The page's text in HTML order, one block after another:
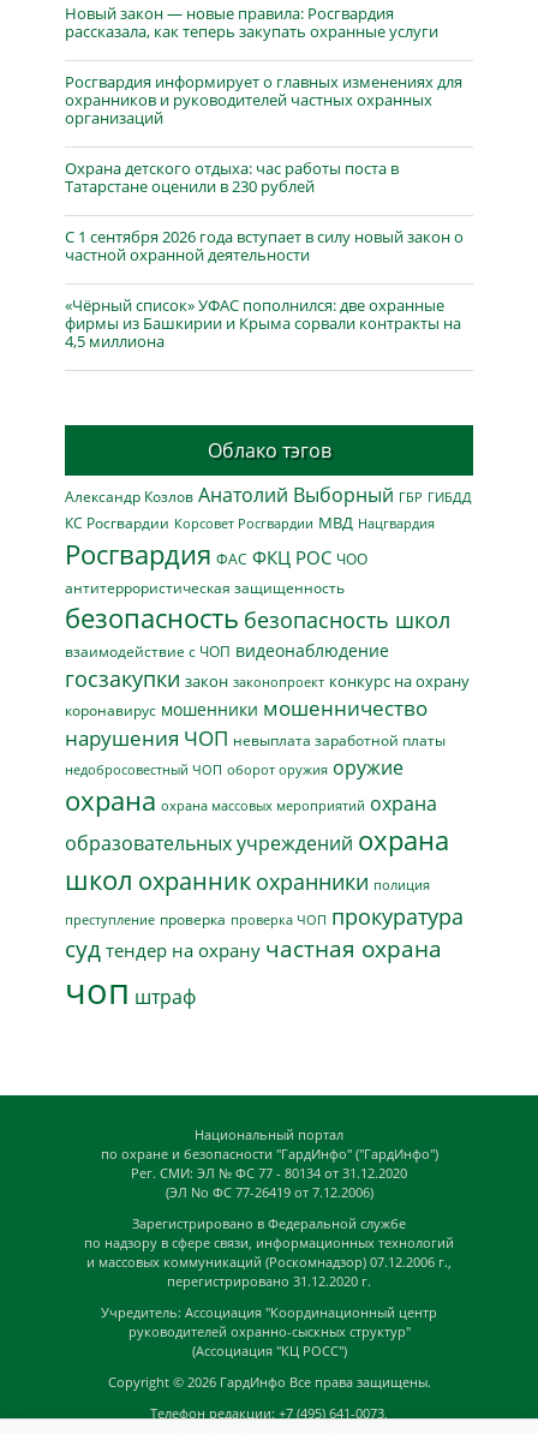
Новый закон — новые правила: Росгвардия
рассказала, как теперь закупать охранные услуги
Росгвардия информирует о главных изменениях для
охранников и руководителей частных охранных
организаций
Охрана детского отдыха: час работы поста в
Татарстане оценили в 230 рублей
С 1 сентября 2026 года вступает в силу новый закон о
частной охранной деятельности
«Чёрный список» УФАС пополнился: две охранные
фирмы из Башкирии и Крыма сорвали контракты на
4,5 миллиона
Облако тэгов
Александр Козлов Анатолий Выборный ГБР ГИБДД
КС Росгвардии Корсовет Росгвардии МВД Нацгвардия
Росгвардия ФАС ФКЦ РОС ЧОО
антитеррористическая защищенность
безопасность безопасность школ
взаимодействие с ЧОП видеонаблюдение
госзакупки закон законопроект конкурс на охрану
коронавирус мошенники мошенничество
нарушения ЧОП невыплата заработной платы
недобросовестный ЧОП оборот оружия оружие
охрана охрана массовых мероприятий охрана
образовательных учреждений охрана
школ охранник охранники полиция
преступление проверка проверка ЧОП прокуратура
суд тендер на охрану частная охрана
чоп штраф
Национальный портал
по охране и безопасности "ГардИнфо" ("ГардИнфо")
Рег. СМИ: ЭЛ № ФС 77 - 80134 от 31.12.2020
(ЭЛ No ФС 77-26419 от 7.12.2006)
Зарегистрировано в Федеральной службе
по надзору в сфере связи, информационных технологий
и массовых коммуникаций (Роскомнадзор) 07.12.2006 г.,
перегистрировано 31.12.2020 г.
Учредитель: Ассоциация "Координационный центр
руководителей охранно-сыскных структур"
(Ассоциация "КЦ РОСС")
Copyright © 2026 ГардИнфо Все права защищены.
Телефон редакции: +7 (495) 641-0073,